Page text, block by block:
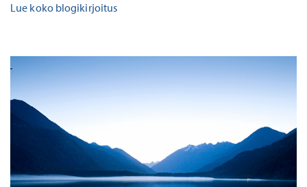
Lue koko blogikirjoitus